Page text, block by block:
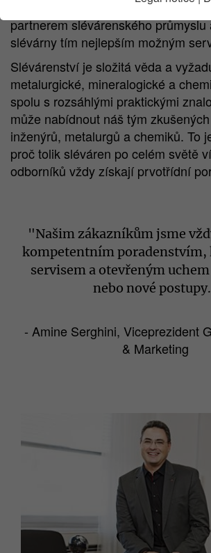
Společnost Hüttenes-Albertus je
partnerem slévárenského průmyslu
slévárny tím nejlepším možným
Slévárenství je složitá věda a
metalurgické, mineralogické a
spolu s rozsáhlými praktickými
může nabídnout náš tým
inženýrů, metalurgů a chemiků. To
proč tolik sléváren po celém světě
odborníků vždy získají prvotřídní
"Našim zákazníkům jsme
kompetentním
servisem a otevřeným
nebo nové
- Amine Serghini, Viceprezident
& Marketing